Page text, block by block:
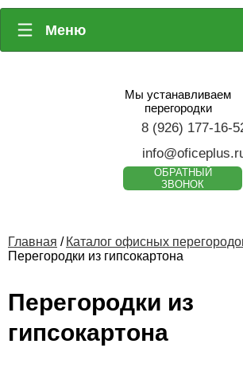
Меню
ОБРАТНЫЙ
ЗВОНОК
8 (926) 177-16-
Мы устанавливаем
перегородки
Главная / Каталог офисных
Перегородки из гипсокартона
Перегородки из
гипсокартона